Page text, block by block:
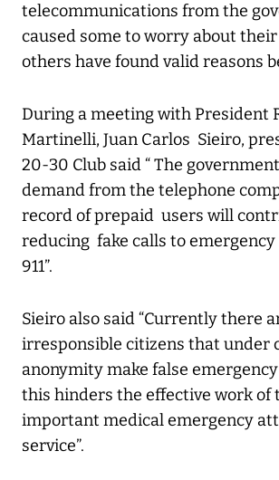
telecommunications from the
caused some to worry about
others have found valid reasons
During a meeting with President
Martinelli, Juan Carlos Sieiro,
20-30 Club said “ The
demand from the telephone
record of prepaid users will
reducing fake calls to
911”.
Sieiro also said “Currently there
irresponsible citizens that under
anonymity make false
this hinders the effective work of
important medical emergency
service”.